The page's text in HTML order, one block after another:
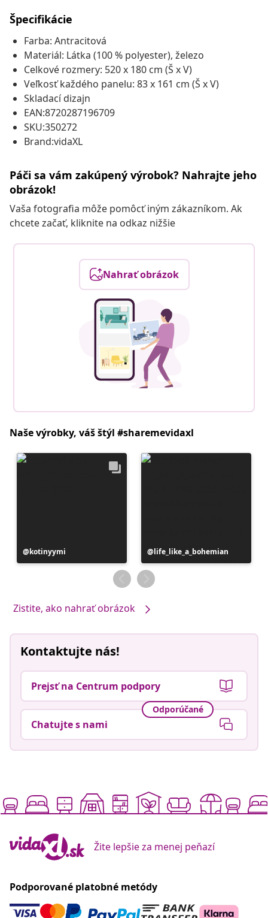
Špecifikácie
Farba: Antracitová
Materiál: Látka (100 % polyester), železo
Celkové rozmery: 520 x 180 cm (Š x V)
Veľkosť každého panelu: 83 x 161 cm (Š x V)
Skladací dizajn
EAN:8720287196709
SKU:350272
Brand:vidaXL
Páči sa vám zakúpený výrobok? Nahrajte jeho
obrázok!
Vaša fotografia môže pomôcť iným zákazníkom. Ak
chcete začať, kliknite na odkaz nižšie
Nahrať obrázok
Naše výrobky, váš štýl #sharemevidaxl
Príspevok
zverejnil
kotinyymi
Príspevok
zverejnil
life_like_a_bohemian
Zistite, ako nahrať obrázok
Kontaktujte nás!
Prejsť na Centrum podpory
Odporúčané
Chatujte s nami
Žite lepšie za menej peňazí
Podporované platobné metódy